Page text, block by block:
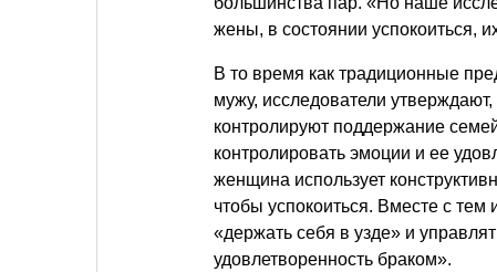
жены, в состоянии успокоиться,
В то время как традиционные
мужу, исследователи
контролируют поддержание
контролировать эмоции и ее
женщина использует
чтобы успокоиться. Вместе с тем
«держать себя в узде» и
удовлетворенность браком».